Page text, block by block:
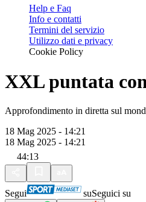
Help e Faq
Info e contatti
Termini del servizio
Utilizzo dati e privacy
Cookie Policy
XXL puntata
Approfondimento in diretta sul
18 Mag 2025 - 14:21
18 Mag 2025 - 14:21
44:13
Segui suSeguici su